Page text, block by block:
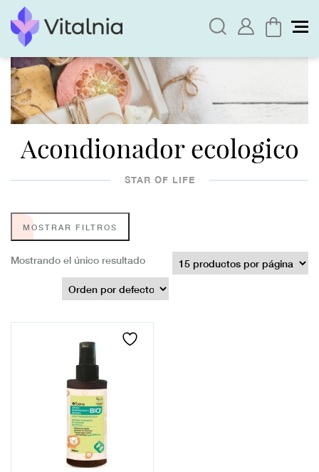
Acondionador ecologico
STAR OF LIFE
MOSTRAR FILTROS
Mostrando el único resultado